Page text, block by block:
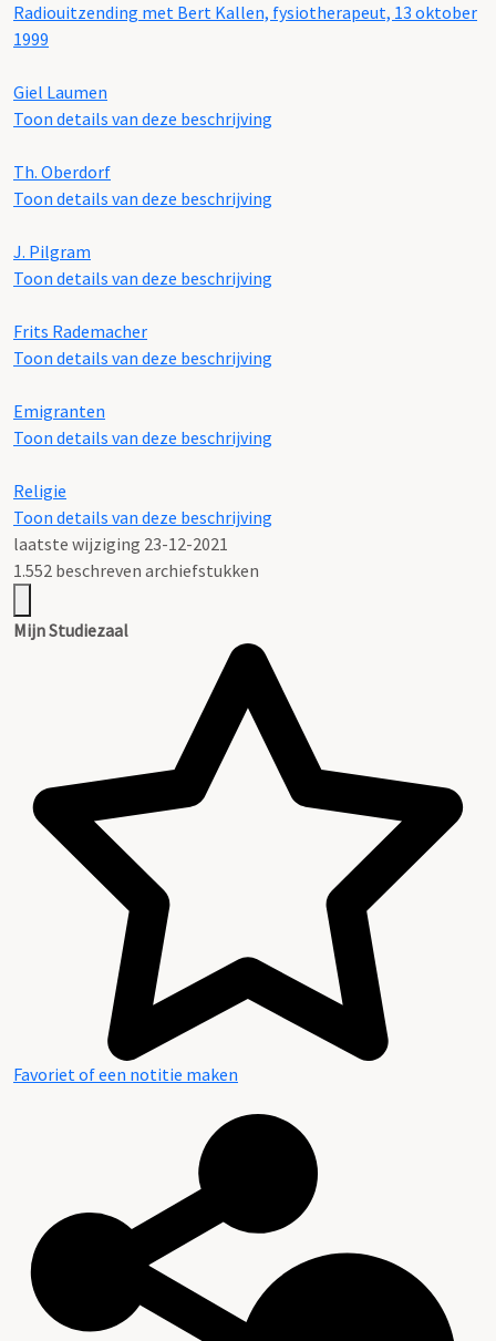
Radiouitzending met Bert Kallen, fysiotherapeut, 13 oktober
1999
Giel Laumen
Toon details van deze beschrijving
Th. Oberdorf
Toon details van deze beschrijving
J. Pilgram
Toon details van deze beschrijving
Frits Rademacher
Toon details van deze beschrijving
Emigranten
Toon details van deze beschrijving
Religie
Toon details van deze beschrijving
laatste wijziging 23-12-2021
1.552 beschreven archiefstukken
Mijn Studiezaal
Favoriet of een notitie maken